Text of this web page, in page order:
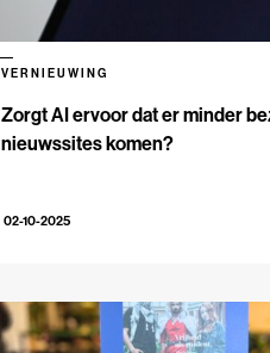
Zorgt AI ervoor dat er minder
nieuwssites komen?
VERNIEUWING
02-10-2025